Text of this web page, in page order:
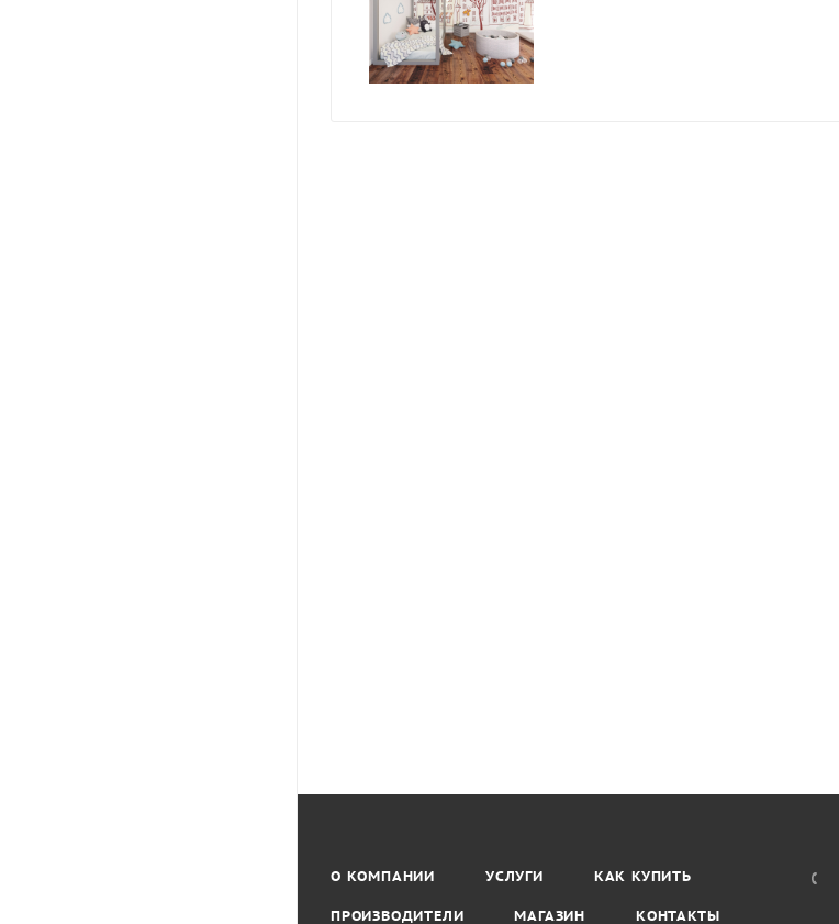
О КОМПАНИИ УСЛУГИ КАК КУПИТЬ
ПРОИЗВОДИТЕЛИ МАГАЗИН КОНТАКТЫ